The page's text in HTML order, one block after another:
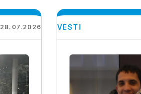
28.07.2026 VESTI